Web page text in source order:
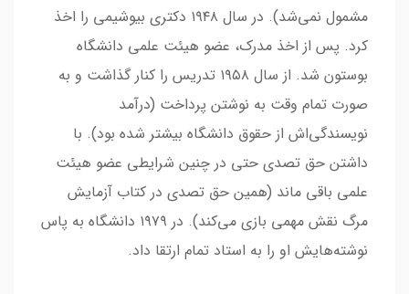
مشمول نمی‌شد). در سال ۱۹۴۸ دکتری بیوشیمی را اخذ
کرد. پس از اخذ مدرک، عضو هیئت علمی دانشگاه
بوستون شد. از سال ۱۹۵۸ تدریس را کنار گذاشت و به
صورت تمام وقت به نوشتن پرداخت (درآمد
نویسندگی‌اش از حقوق دانشگاه بیشتر شده بود). با
داشتن حق تصدی حتی در چنین شرایطی عضو هیئت
علمی باقی ماند (همین حق تصدی در کتاب آزمایش
مرگ نقش مهمی بازی می‌کند). در ۱۹۷۹ دانشگاه به پاس
نوشته‌هایش او را به استاد تمام ارتقا داد.